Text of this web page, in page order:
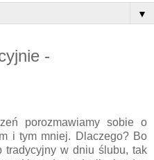
▼
-
porozmawiamy sobie o
i tym mniej. Dlaczego? Bo
w dniu ślubu, tak